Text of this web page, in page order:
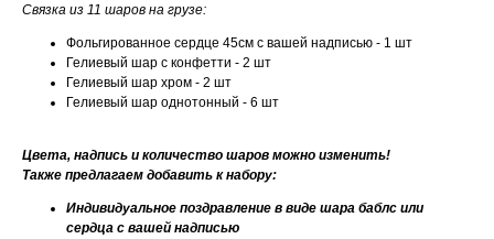
Связка из 11 шаров на грузе:
Фольгированное сердце 45см с вашей надписью - 1 шт
Гелиевый шар с конфетти - 2 шт
Гелиевый шар хром - 2 шт
Гелиевый шар однотонный - 6 шт
Цвета, надпись и количество шаров можно изменить!
Также предлагаем добавить к набору:
Индивидуальное поздравление в виде шара баблс или
сердца с вашей надписью